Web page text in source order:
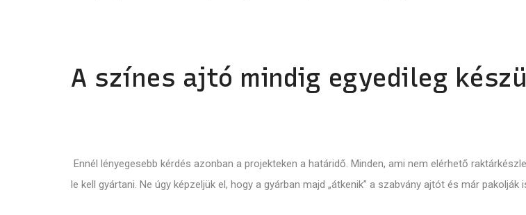
A színes ajtó mindig egyedileg
Ennél lényegesebb kérdés azonban a projekteken a határidő. Minden, ami nem elérhető
le kell gyártani. Ne úgy képzeljük el, hogy a gyárban majd „átkenik” a szabvány ajtót és már pakolják